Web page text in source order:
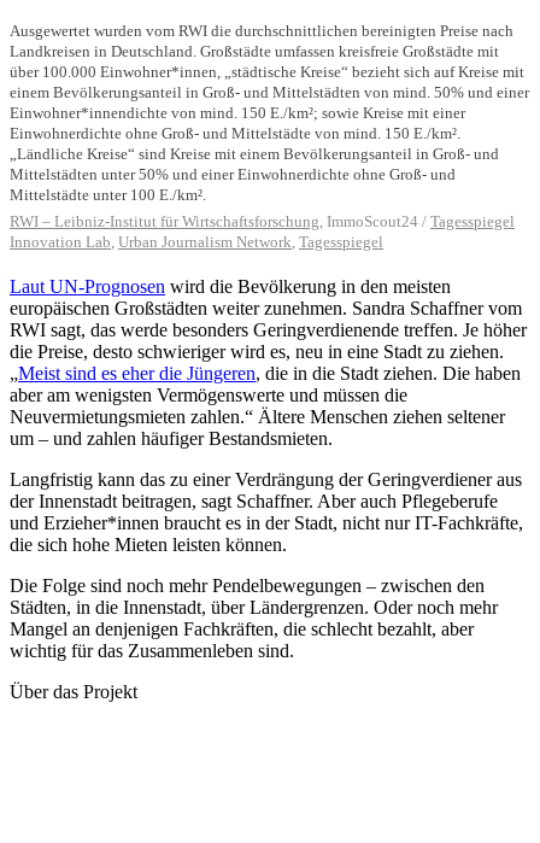
Laut UN-Prognosen wird die Bevölkerung in den meisten
europäischen Großstädten weiter zunehmen. Sandra Schaffner vom
RWI sagt, das werde besonders Geringverdienende treffen. Je höher
die Preise, desto schwieriger wird es, neu in eine Stadt zu ziehen.
„Meist sind es eher die Jüngeren, die in die Stadt ziehen. Die haben
aber am wenigsten Vermögenswerte und müssen die
Neuvermietungsmieten zahlen.“ Ältere Menschen ziehen seltener
um – und zahlen häufiger Bestandsmieten.
Langfristig kann das zu einer Verdrängung der Geringverdiener aus
der Innenstadt beitragen, sagt Schaffner. Aber auch Pflegeberufe
und Erzieher*innen braucht es in der Stadt, nicht nur IT-Fachkräfte,
die sich hohe Mieten leisten können.
Die Folge sind noch mehr Pendelbewegungen – zwischen den
Städten, in die Innenstadt, über Ländergrenzen. Oder noch mehr
Mangel an denjenigen Fachkräften, die schlecht bezahlt, aber
wichtig für das Zusammenleben sind.
Über das Projekt